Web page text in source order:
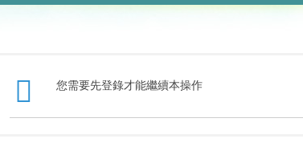
您需要先登錄才能繼續本操作